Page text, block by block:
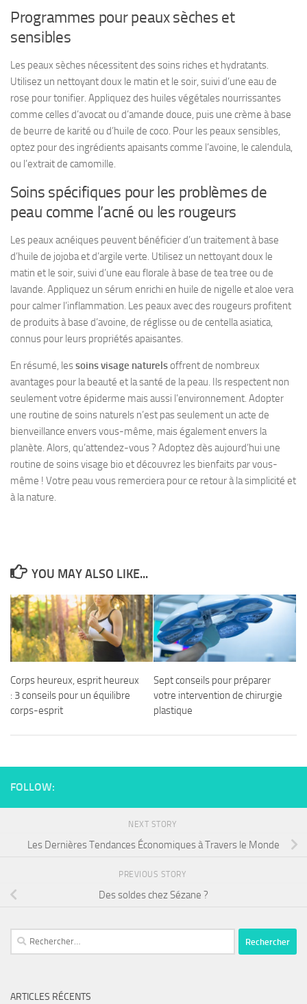
Programmes pour peaux sèches et
sensibles
Les peaux sèches nécessitent des soins riches et hydratants.
Utilisez un nettoyant doux le matin et le soir, suivi d’une eau de
rose pour tonifier. Appliquez des huiles végétales nourrissantes
comme celles d’avocat ou d’amande douce, puis une crème à base
de beurre de karité ou d’huile de coco. Pour les peaux sensibles,
optez pour des ingrédients apaisants comme l’avoine, le calendula,
ou l’extrait de camomille.
Soins spécifiques pour les problèmes de
peau comme l’acné ou les rougeurs
Les peaux acnéiques peuvent bénéficier d’un traitement à base
d’huile de jojoba et d’argile verte. Utilisez un nettoyant doux le
matin et le soir, suivi d’une eau florale à base de tea tree ou de
lavande. Appliquez un sérum enrichi en huile de nigelle et aloe vera
pour calmer l’inflammation. Les peaux avec des rougeurs profitent
de produits à base d’avoine, de réglisse ou de centella asiatica,
connus pour leurs propriétés apaisantes.
En résumé, lessoins visage naturelsoffrent de nombreux
avantages pour la beauté et la santé de la peau. Ils respectent non
seulement votre épiderme mais aussi l’environnement. Adopter
une routine de soins naturels n’est pas seulement un acte de
bienveillance envers vous-même, mais également envers la
planète. Alors, qu’attendez-vous ? Adoptez dès aujourd’hui une
routine de soins visage bio et découvrez les bienfaits par vous-
même ! Votre peau vous remerciera pour ce retour à la simplicité et
à la nature.
YOU MAY ALSO LIKE...
Corps heureux, esprit heureux
: 3 conseils pour un équilibre
corps-esprit
Sept conseils pour préparer
votre intervention de chirurgie
plastique
FOLLOW:
NEXT STORY
Les Dernières Tendances Économiques à Travers le Monde
PREVIOUS STORY
Des soldes chez Sézane ?
ARTICLES RÉCENTS